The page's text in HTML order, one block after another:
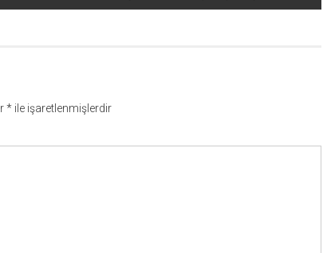
*ile işaretlenmişlerdir